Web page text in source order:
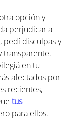
opción y
perjudicar a
pedí disculpas y
transparente.
en tu
afectados por
recientes,
tus
para ellos.